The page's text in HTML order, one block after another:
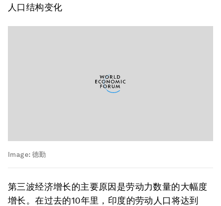
人口结构变化
Image: 德勤
第三波经济增长的主要原因是劳动力数量的大幅度
增长。在过去的10年里，印度的劳动人口将达到